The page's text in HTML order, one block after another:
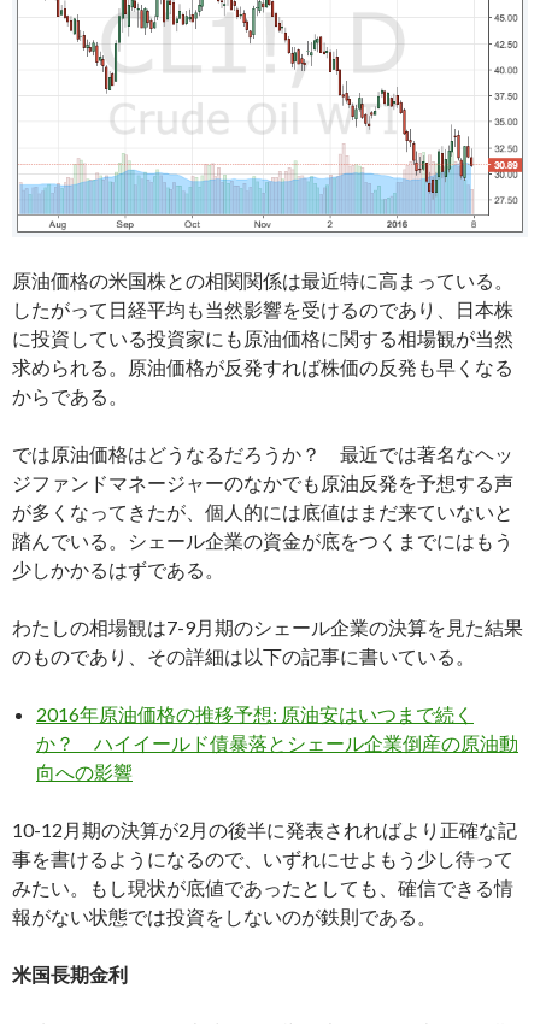
原油価格の米国株との相関関係は最近特に高まっている。
したがって日経平均も当然影響を受けるのであり、日本株
に投資している投資家にも原油価格に関する相場観が当然
求められる。原油価格が反発すれば株価の反発も早くなる
からである。
では原油価格はどうなるだろうか？ 最近では著名なヘッ
ジファンドマネージャーのなかでも原油反発を予想する声
が多くなってきたが、個人的には底値はまだ来ていないと
踏んでいる。シェール企業の資金が底をつくまでにはもう
少しかかるはずである。
わたしの相場観は7-9月期のシェール企業の決算を見た結果
のものであり、その詳細は以下の記事に書いている。
2016年原油価格の推移予想: 原油安はいつまで続く
か？ ハイイールド債暴落とシェール企業倒産の原油動
向への影響
10-12月期の決算が2月の後半に発表されればより正確な記
事を書けるようになるので、いずれにせよもう少し待って
みたい。もし現状が底値であったとしても、確信できる情
報がない状態では投資をしないのが鉄則である。
米国長期金利